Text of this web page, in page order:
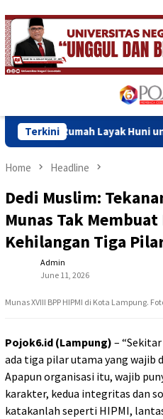
Skip
to
content
Menu
Terkini
Layak Huni untuk Warga
Home Headline
Dedi Muslim:
Munas Tak
Kehilangan Tiga
Admin
June 11, 2026
Munas XVIII BPP HIPMI di Kota Lampung.
Pojok6.id (Lampung) –
ada tiga pilar utama yang wajib
Apapun organisasi itu, wajib
karakter, kedua integritas dan
katakanlah seperti HIPMI,